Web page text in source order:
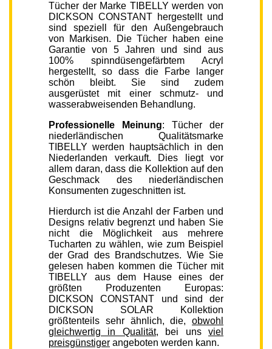
Tücher der Marke TIBELLY werden von
DICKSON CONSTANT hergestellt und
sind speziell für den Außengebrauch
von Markisen. Die Tücher haben eine
Garantie von 5 Jahren und sind aus
100% spinndüsengefärbtem Acryl
hergestellt, so dass die Farbe langer
schön bleibt. Sie sind zudem
ausgerüstet mit einer schmutz- und
wasserabweisenden Behandlung.
Professionelle Meinung: Tücher der
niederländischen Qualitätsmarke
TIBELLY werden hauptsächlich in den
Niederlanden verkauft. Dies liegt vor
allem daran, dass die Kollektion auf den
Geschmack des niederländischen
Konsumenten zugeschnitten ist.
Hierdurch ist die Anzahl der Farben und
Designs relativ begrenzt und haben Sie
nicht die Möglichkeit aus mehrere
Tucharten zu wählen, wie zum Beispiel
der Grad des Brandschutzes. Wie Sie
gelesen haben kommen die Tücher mit
TIBELLY aus dem Hause eines der
größten Produzenten Europas:
DICKSON CONSTANT und sind der
DICKSON SOLAR Kollektion
größtenteils sehr ähnlich, die, obwohl
gleichwertig in Qualität, bei unsviel
preisgünstiger angeboten werden kann.